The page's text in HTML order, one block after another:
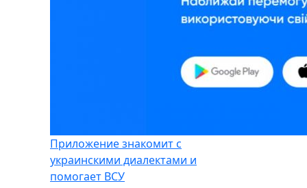
Приложение знакомит с
украинскими диалектами и
помогает ВСУ